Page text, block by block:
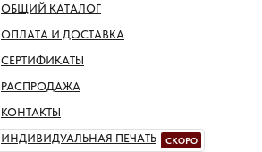
ОБЩИЙ КАТАЛОГ
ОПЛАТА И ДОСТАВКА
СЕРТИФИКАТЫ
РАСПРОДАЖА
КОНТАКТЫ
ИНДИВИДУАЛЬНАЯ ПЕЧАТЬ
СКОРО